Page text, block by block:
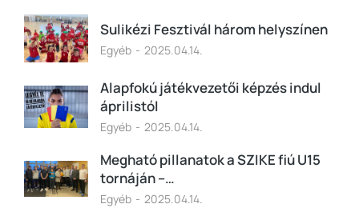
Sulikézi Fesztivál három helyszínen
Egyéb 2025.04.14.
Alapfokú játékvezetői képzés indul
áprilistól
Egyéb 2025.04.14.
Megható pillanatok a SZIKE fiú U15
tornáján –…
Egyéb 2025.04.14.